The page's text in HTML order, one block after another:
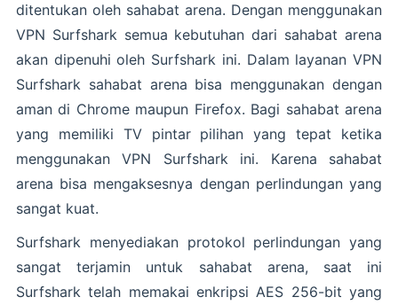
ditentukan oleh sahabat arena. Dengan menggunakan
VPN Surfshark semua kebutuhan dari sahabat arena
akan dipenuhi oleh Surfshark ini. Dalam layanan VPN
Surfshark sahabat arena bisa menggunakan dengan
aman di Chrome maupun Firefox. Bagi sahabat arena
yang memiliki TV pintar pilihan yang tepat ketika
menggunakan VPN Surfshark ini. Karena sahabat
arena bisa mengaksesnya dengan perlindungan yang
sangat kuat.
Surfshark menyediakan protokol perlindungan yang
sangat terjamin untuk sahabat arena, saat ini
Surfshark telah memakai enkripsi AES 256-bit yang